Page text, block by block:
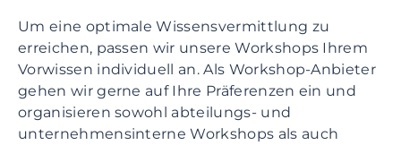
Um eine optimale Wissensvermittlung zu
erreichen, passen wir unsere Workshops Ihrem
Vorwissen individuell an. Als Workshop-Anbieter
gehen wir gerne auf Ihre Präferenzen ein und
organisieren sowohl abteilungs- und
unternehmensinterne Workshops als auch